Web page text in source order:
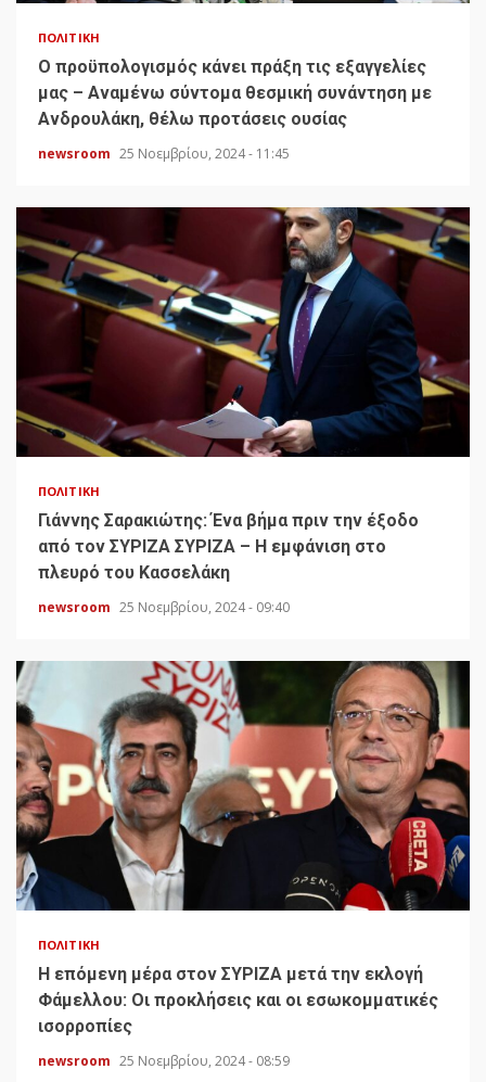
ΠΟΛΙΤΙΚΉ
Ο προϋπολογισμός κάνει πράξη τις εξαγγελίες
μας – Αναμένω σύντομα θεσμική συνάντηση με
Ανδρουλάκη, θέλω προτάσεις ουσίας
newsroom 25 Νοεμβρίου, 2024 - 11:45
ΠΟΛΙΤΙΚΉ
Γιάννης Σαρακιώτης: Ένα βήμα πριν την έξοδο
από τον ΣΥΡΙΖΑ ΣΥΡΙΖΑ – Η εμφάνιση στο
πλευρό του Κασσελάκη
newsroom 25 Νοεμβρίου, 2024 - 09:40
ΠΟΛΙΤΙΚΉ
H επόμενη μέρα στον ΣΥΡΙΖΑ μετά την εκλογή
Φάμελλου: Οι προκλήσεις και οι εσωκομματικές
ισορροπίες
newsroom 25 Νοεμβρίου, 2024 - 08:59